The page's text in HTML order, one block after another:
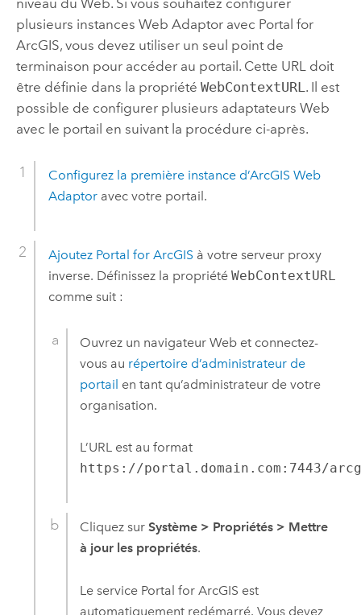
niveau du Web. Si vous souhaitez configurer
plusieurs instances Web Adaptor avec Portal for
ArcGIS, vous devez utiliser un seul point de
terminaison pour accéder au portail. Cette URL doit
être définie dans la propriété WebContextURL. Il est
possible de configurer plusieurs adaptateurs Web
avec le portail en suivant la procédure ci-après.
Configurez la première instance d’ArcGIS Web
Adaptoravec votre portail.
Ajoutez Portal for ArcGIS à votre serveur proxy
inverse. Définissez la propriété WebContextURL
comme suit :
Ouvrez un navigateur Web et connectez-
vous au répertoire d’administrateur de
portail en tant qu’administrateur de votre
organisation.
L’URL est au format
https://portal.domain.com:7443/
Cliquez surSystème > Propriétés > Mettre
à jour les propriétés.
Le service Portal for ArcGIS est
automatiquement redémarré. Vous devez